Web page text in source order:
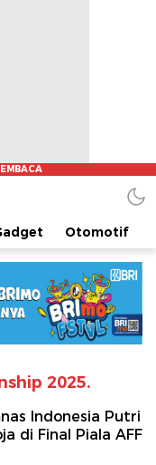
Otomotif
2025.
Indonesia Putri
di Final Piala AFF